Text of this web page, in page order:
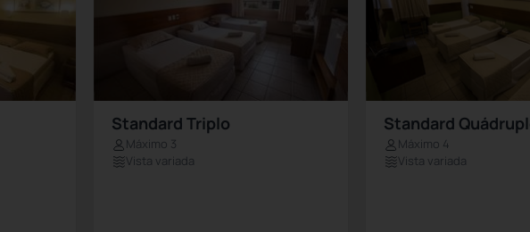
Standard Triplo
Máximo 3
Vista variada
Standard
Máximo 4
Vista variada